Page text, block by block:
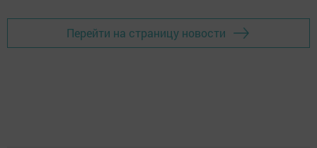
Перейти на страницу новости